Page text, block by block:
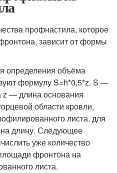
профнастила, которое
зависит от формы
определения объёма
формулу S=h*0,5*z. S —
— длина основания
области кровли,
листа, для
длину. Следующее
уже количество
фронтона на
листа.